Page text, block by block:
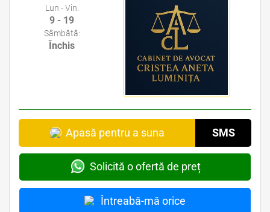
Lun - Vin:
9 - 19
Sâmbătă:
Închis
Apasă pentru a suna SMS
Solicită o ofertă de preț
Întreabă-mă orice